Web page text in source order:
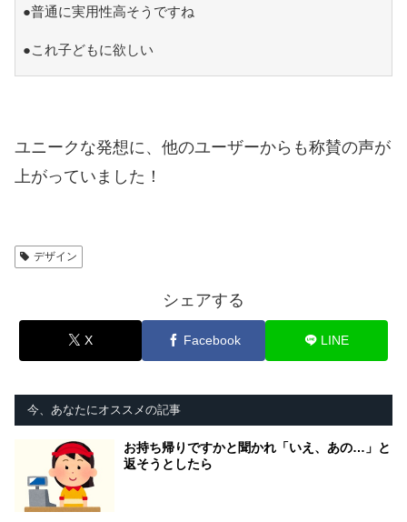
●普通に実用性高そうですね
●これ子どもに欲しい
ユニークな発想に、他のユーザーからも称賛の声が
上がっていました！
デザイン
シェアする
X Facebook LINE
今、あなたにオススメの記事
お持ち帰りですかと聞かれ「いえ、あの…」と
返そうとしたら